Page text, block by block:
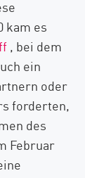
kam es
, bei dem
ein
oder
forderten,
des
Februar